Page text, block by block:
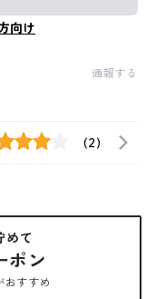
向け
通報する
(2)
めて
ポン
おすすめ